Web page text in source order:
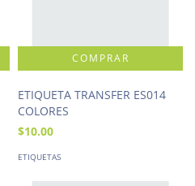
ETIQUETA TRANSFER ES014
COLORES
$10.00
ETIQUETAS